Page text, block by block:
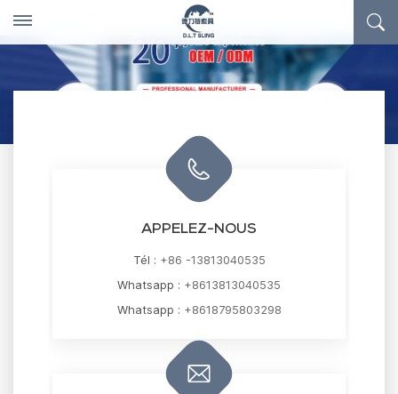
APPELEZ-NOUS
Tél : +86 -13813040535
Whatsapp : +8613813040535
Whatsapp : +8618795803298